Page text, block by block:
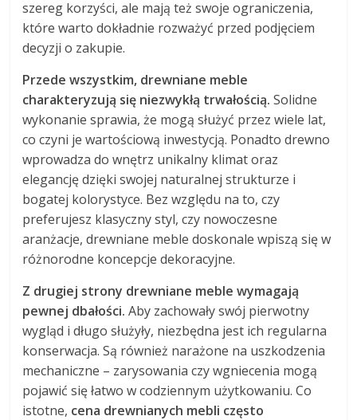
szereg korzyści, ale mają też swoje ograniczenia,
które warto dokładnie rozważyć przed podjęciem
decyzji o zakupie.
Przede wszystkim, drewniane meble
charakteryzują się niezwykłą trwałością. Solidne
wykonanie sprawia, że mogą służyć przez wiele lat,
co czyni je wartościową inwestycją. Ponadto drewno
wprowadza do wnętrz unikalny klimat oraz
elegancję dzięki swojej naturalnej strukturze i
bogatej kolorystyce. Bez względu na to, czy
preferujesz klasyczny styl, czy nowoczesne
aranżacje, drewniane meble doskonale wpiszą się w
różnorodne koncepcje dekoracyjne.
Z drugiej strony drewniane meble wymagają
pewnej dbałości. Aby zachowały swój pierwotny
wygląd i długo służyły, niezbędna jest ich regularna
konserwacja. Są również narażone na uszkodzenia
mechaniczne – zarysowania czy wgniecenia mogą
pojawić się łatwo w codziennym użytkowaniu. Co
istotne, cena drewnianych mebli często